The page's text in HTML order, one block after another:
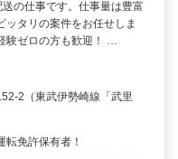
の仕事です。仕事量は豊富
ッタリの案件をお任せしま
験ゼロの方も歓迎！ …
2（東武伊勢崎線「武里
免許保有者！